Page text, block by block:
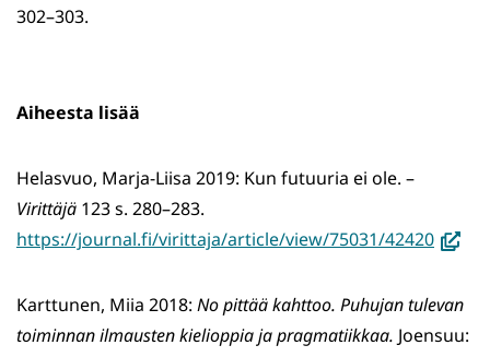
302–303.
​​​​​​​Aiheesta lisää
Helasvuo, Marja-Liisa 2019: Kun futuuria ei ole. –
Virittäjä 123 s. 280–283.
https://journal.fi/virittaja/article/view/75031/42420
siirryt
Karttunen, Miia 2018: No pittää kahttoo. Puhujan tulevan
toiminnan ilmausten kielioppia ja pragmatiikkaa. Joensuu: